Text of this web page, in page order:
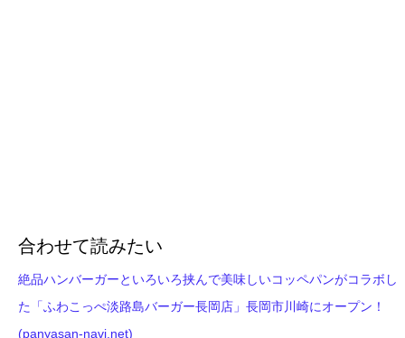
合わせて読みたい
絶品ハンバーガーといろいろ挟んで美味しいコッペパンがコラボし
た「ふわこっぺ淡路島バーガー長岡店」長岡市川崎にオープン！
(panyasan-navi.net)